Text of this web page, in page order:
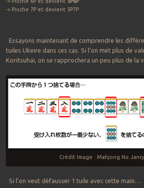
-> Pioche 7P et devient 5P7P
Essayons maintenant de comprendre les
tuiles Ukeire dans ces cas. Si l’on met plus de
Koritsuhai, on se rapprochera un peu plus de la
Crédit Image : Mahjong No
Si l’on veut défausser 1 tuile avec cette main…